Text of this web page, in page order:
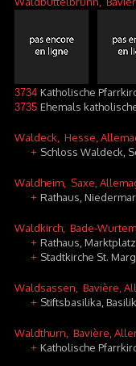
3734 Katholische
3735 Ehemals
Waldeck , Hesse,
+ Schloss Waldeck,
Waldheim , Saxe,
+ Rathaus,
Waldkirch , Bade-
+ Rathaus,
+ Stadtkirche St.
Waldsassen , Bavière,
+ Stiftsbasilika,
Waldthurn , Bavière,
+ Katholische